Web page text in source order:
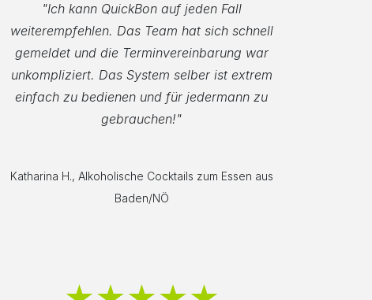
"Ich kann QuickBon auf jeden Fall
weiterempfehlen. Das Team hat sich schnell
gemeldet und die Terminvereinbarung war
unkompliziert. Das System selber ist extrem
einfach zu bedienen und für jedermann zu
gebrauchen!"
Katharina H., Alkoholische Cocktails zum Essen aus
Baden/NÖ